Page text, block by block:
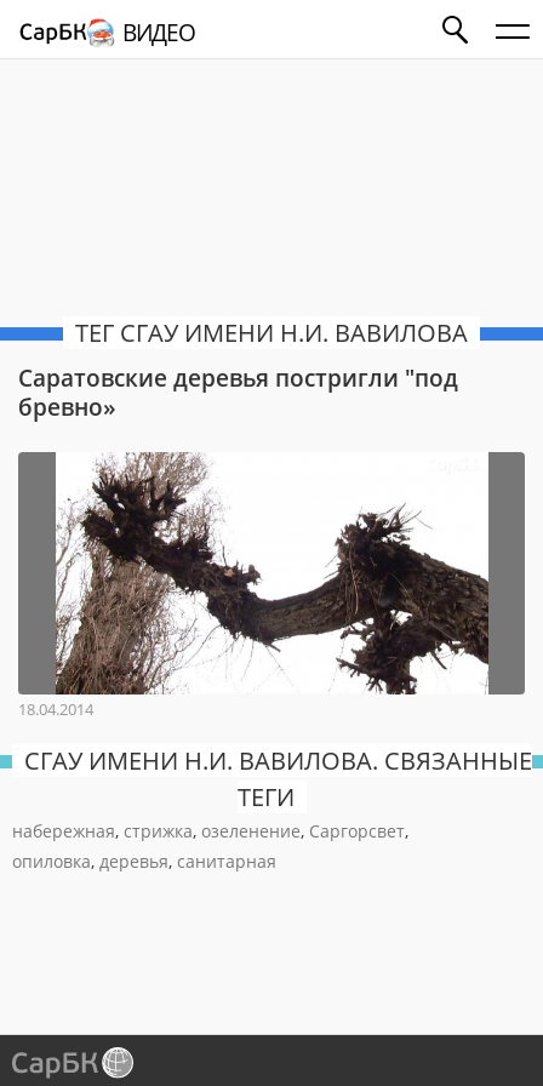
ВИДЕО
ТЕГ СГАУ ИМЕНИ Н.И. ВАВИЛОВА
Саратовские деревья постригли "под
бревно»
18.04.2014
СГАУ ИМЕНИ Н.И. ВАВИЛОВА. СВЯЗАННЫЕ
ТЕГИ
набережная, стрижка, озеленение, Саргорсвет,
опиловка, деревья, санитарная